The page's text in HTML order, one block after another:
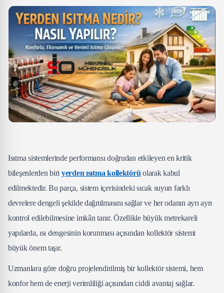
Isıtma sistemlerinde performansı doğrudan etkileyen en kritik
bileşenlerden biri yerden ısıtma kollektörü olarak kabul
edilmektedir. Bu parça, sistem içerisindeki sıcak suyun farklı
devrelere dengeli şekilde dağıtılmasını sağlar ve her odanın ayrı ayrı
kontrol edilebilmesine imkân tanır. Özellikle büyük metrekareli
yapılarda, ısı dengesinin korunması açısından kollektör sistemi
büyük önem taşır.
Uzmanlara göre doğru projelendirilmiş bir kollektör sistemi, hem
konfor hem de enerji verimliliği açısından ciddi avantaj sağlar.